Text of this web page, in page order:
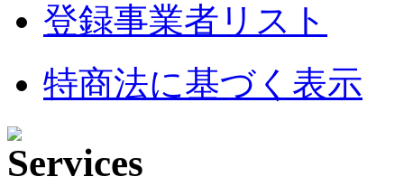
登録事業者リスト
特商法に基づく表示